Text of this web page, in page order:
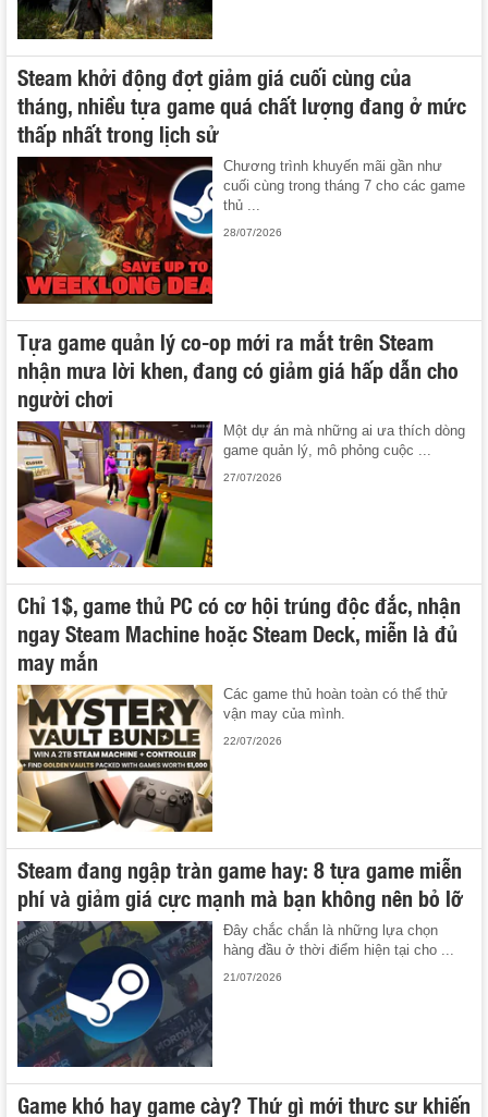
Steam khởi động đợt giảm giá cuối cùng của
tháng, nhiều tựa game quá chất lượng đang ở mức
thấp nhất trong lịch sử
Chương trình khuyến mãi gần như
cuối cùng trong tháng 7 cho các game
thủ ...
28/07/2026
Tựa game quản lý co-op mới ra mắt trên Steam
nhận mưa lời khen, đang có giảm giá hấp dẫn cho
người chơi
Một dự án mà những ai ưa thích dòng
game quản lý, mô phỏng cuộc ...
27/07/2026
Chỉ 1$, game thủ PC có cơ hội trúng độc đắc, nhận
ngay Steam Machine hoặc Steam Deck, miễn là đủ
may mắn
Các game thủ hoàn toàn có thể thử
vận may của mình.
22/07/2026
Steam đang ngập tràn game hay: 8 tựa game miễn
phí và giảm giá cực mạnh mà bạn không nên bỏ lỡ
Đây chắc chắn là những lựa chọn
hàng đầu ở thời điểm hiện tại cho ...
21/07/2026
Game khó hay game cày? Thứ gì mới thực sự khiến